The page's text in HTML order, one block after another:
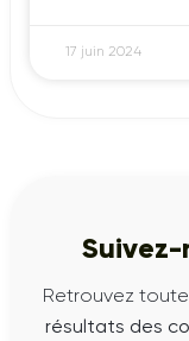
17 juin 2024
Suivez-
Retrouvez
résultats des